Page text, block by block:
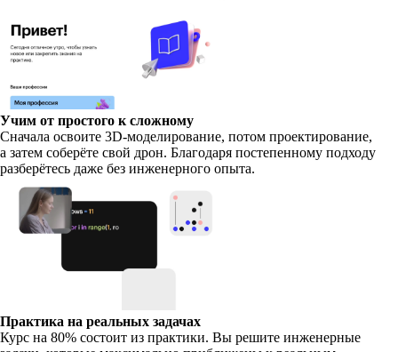
Учим от простого к сложному
Сначала освоите 3D-моделирование, потом проектирование,
а затем соберёте свой дрон. Благодаря постепенному подходу
разберётесь даже без инженерного опыта.
Практика на реальных задачах
Курс на 80% состоит из практики. Вы решите инженерные